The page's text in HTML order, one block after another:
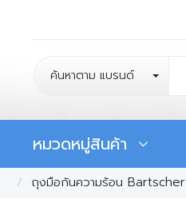
ค้นหาตาม แบรนด์
หมวดหมู่สินค้า
ถุงมือกันความร้อน Bartscher